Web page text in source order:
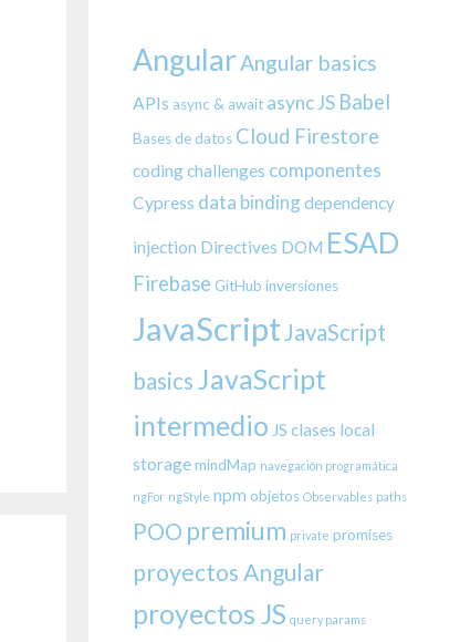
AngularAngular basics
APIs async & await async JS Babel
Bases de datos Cloud Firestore
coding challenges componentes
Cypress data binding dependency
injection Directives DOM ESAD
Firebase GitHub inversiones
JavaScriptJavaScript
basics JavaScript
intermedio JS clases local
storagemindMap navegación programática
ngFor ngStyle npm objetos Observables paths
POO premium private promises
proyectos Angular
proyectos JS query params